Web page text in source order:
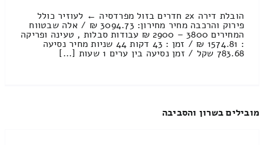
הובלת דירה 2x חדרים בזול מפרדסיה ← לעוזיר כולל
פירוק והרכבה מחיר מחירון: 3094.73 ₪ / אלה שבטווח
המחירים 3800 – 2900 ₪ עבודות סבלות , טעינה ופריקה
: 1574.81 ₪ / זמן : 43 דקות 44 שניות מחיר נסיעה
783.68 שקל / זמן נסיעה בין ערים 1 שעות [...]
מובילים בשרון והסביבה